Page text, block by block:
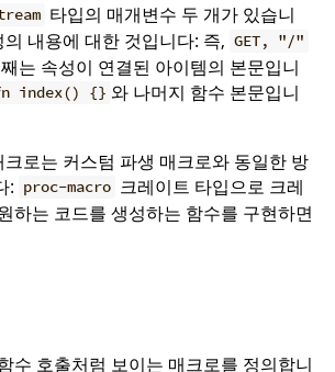
타입의 매개변수 두 개가 있습니
내용에 대한 것입니다: 즉, GET, "/"
는 속성이 연결된 아이템의 본문입니
index() {} 와 나머지 함수 본문입니
로는 커스텀 파생 매크로와 동일한 방
: proc-macro 크레이트 타입으로 크레
하는 코드를 생성하는 함수를 구현하면
수 호출처럼 보이는 매크로를 정의합니